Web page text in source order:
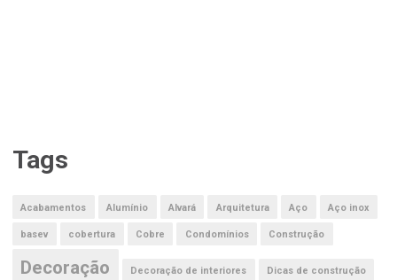
Tags
Acabamentos Alumínio Alvará Arquitetura Aço Aço inox
basev cobertura Cobre Condomínios Construção
Decoração Decoração de interiores Dicas de construção